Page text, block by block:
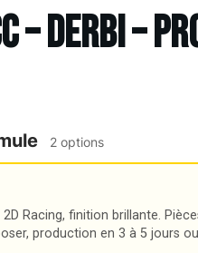
DERBI –
2 options
Racing, finition brillante.
production en 3 à 5 jours